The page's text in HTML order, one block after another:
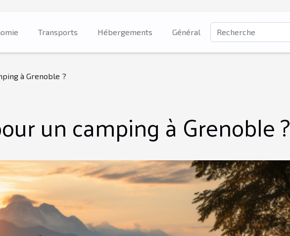
Transports Hébergements Général
à Grenoble ?
un camping à Grenoble ?